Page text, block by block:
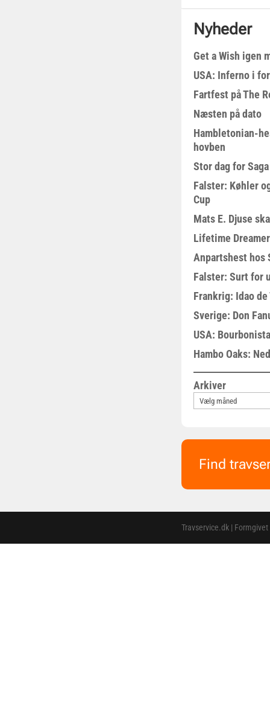
Nyheder
Get a Wish igen
USA: Inferno i
Fartfest på The
Næsten på dato
Hambletonian-
hovben
Stor dag for
Falster: Køhler
Cup
Mats E. Djuse
Lifetime
Anpartshest hos
Falster: Surt for
Frankrig: Idao
Sverige: Don
USA:
Hambo Oaks:
Arkiver
Find
Travservice.dk |